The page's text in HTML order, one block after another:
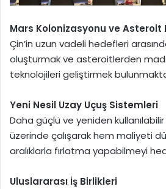
Mars Kolonizasyonu ve Asteroit
Çin’in uzun vadeli hedefleri
oluşturmak ve asteroitlerden
teknolojileri geliştirmek
Yeni Nesil Uzay Uçuş Sistemleri
Daha güçlü ve yeniden
üzerinde çalışarak hem maliyeti
aralıklarla fırlatma yapabilmeyi
Uluslararası İş Birlikleri